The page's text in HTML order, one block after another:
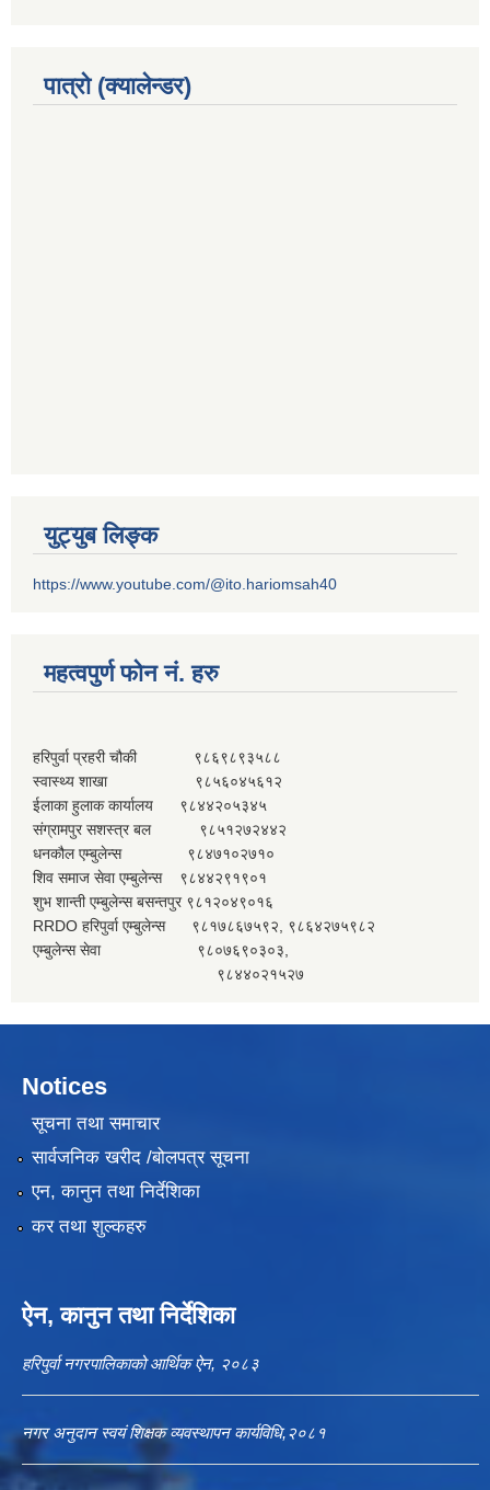
पात्रो (क्यालेन्डर)
युट्युब लिङ्क
https://www.youtube.com/@ito.hariomsah40
महत्वपुर्ण फोन नं. हरु
हरिपुर्वा प्रहरी चौकी ९८६९८९३५८८
स्वास्थ्य शाखा ९८५६०४५६१२
ईलाका हुलाक कार्यालय ९८४४२०५३४५
संग्रामपुर सशस्त्र बल ९८५१२७२४४२
धनकौल एम्बुलेन्स ९८४७१०२७१०
शिव समाज सेवा एम्बुलेन्स ९८४४२९१९०१
शुभ शान्ती एम्बुलेन्स बसन्तपुर ९८१२०४९०१६
RRDO हरिपुर्वा एम्बुलेन्स ९८१७८६७५९२, ९८६४२७५९८२
एम्बुलेन्स सेवा ९८०७६९०३०३,
९८४४०२१५२७
Notices
सूचना तथा समाचार
सार्वजनिक खरीद /बोलपत्र सूचना
एन, कानुन तथा निर्देशिका
कर तथा शुल्कहरु
ऐन, कानुन तथा निर्देशिका
हरिपुर्वा नगरपालिकाको आर्थिक ऐन, २०८३
नगर अनुदान स्वयं शिक्षक व्यवस्थापन कार्यविधि,२०८१